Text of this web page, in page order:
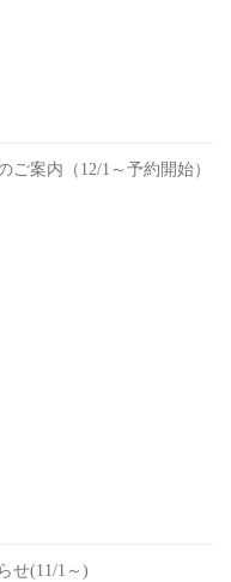
ご案内（12/1～予約開始）
せ(11/1～)